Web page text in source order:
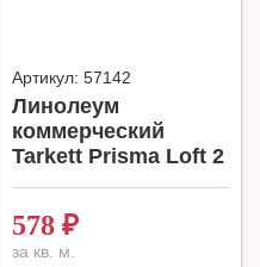
Артикул: 57142
Линолеум
коммерческий
Tarkett Prisma Loft 2
578 ₽
за кв. м.